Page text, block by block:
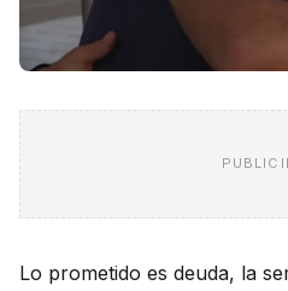
Lo prometido es deuda, la